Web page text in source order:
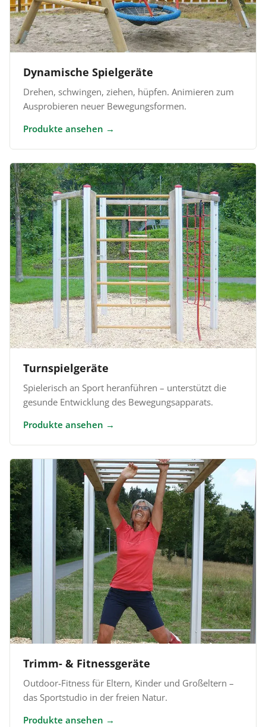
Dynamische Spielgeräte
Drehen, schwingen, ziehen, hüpfen. Animieren zum
Ausprobieren neuer Bewegungsformen.
Produkte ansehen
Turnspielgeräte
Spielerisch an Sport heranführen – unterstützt die
gesunde Entwicklung des Bewegungsapparats.
Produkte ansehen
Trimm- & Fitnessgeräte
Outdoor-Fitness für Eltern, Kinder und Großeltern –
das Sportstudio in der freien Natur.
Produkte ansehen